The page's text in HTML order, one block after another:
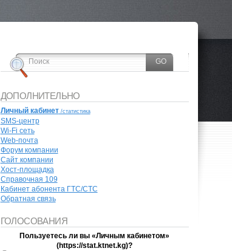
ДОПОЛНИТЕЛЬНО
Личный кабинет/cтатистика
SMS-центр
Wi-Fi сеть
Web-почта
Форум компании
Сайт компании
Хост-площадка
Справочная 109
Кабинет абонента ГТС/СТС
Обратная связь
ГОЛОСОВАНИЯ
Пользуетесь ли вы «Личным кабинетом»
(https://stat.ktnet.kg)?